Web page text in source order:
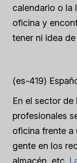
calendario o la
oficina y
tener ni idea
(es-419)
En el sector
profesionales
oficina frente a
gente en los
almacén, etc.